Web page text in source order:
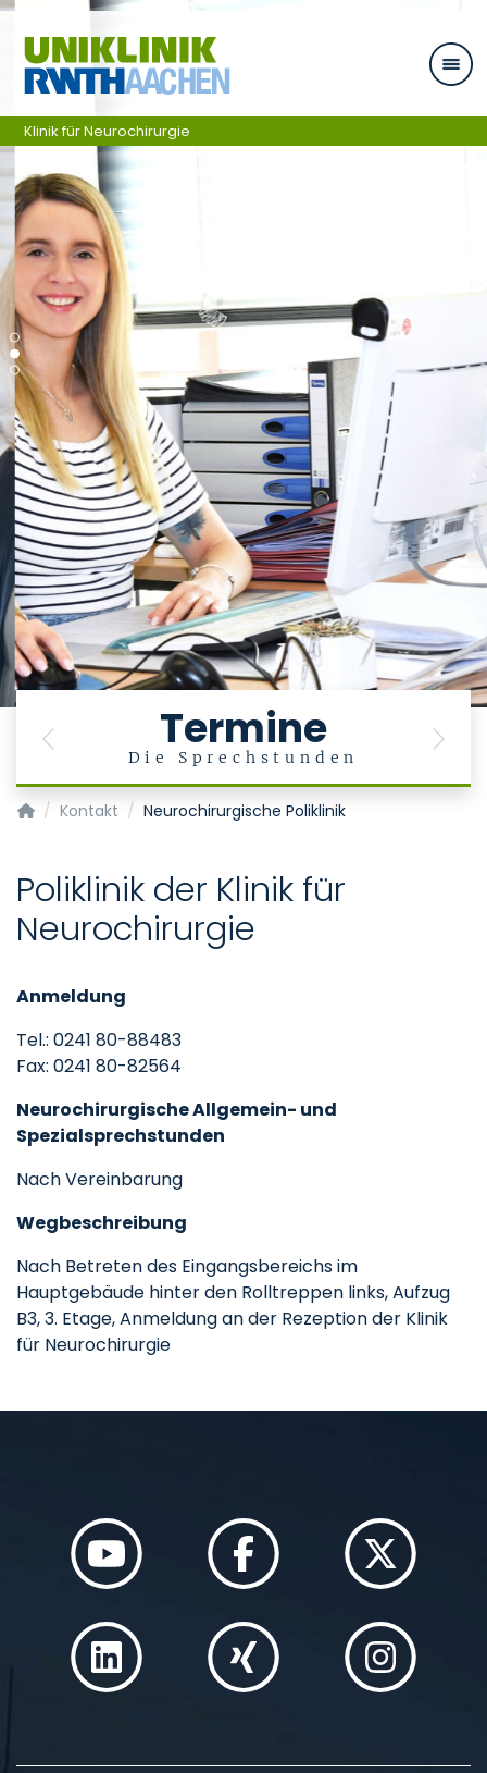
Skip navigation
Termine
Die Sprechstunden
Previous Next
Klinik für Neurochirurgie
Klinik für Neurochirurgie
Kontakt Neurochirurgische Poliklinik
Poliklinik der Klinik für
Neurochirurgie
Anmeldung
Tel.: 0241 80-88483
Fax: 0241 80-82564
Neurochirurgische Allgemein- und
Spezialsprechstunden
Nach Vereinbarung
Wegbeschreibung
Nach Betreten des Eingangsbereichs im
Hauptgebäude hinter den Rolltreppen links, Aufzug
B3, 3. Etage, Anmeldung an der Rezeption der Klinik
für Neurochirurgie